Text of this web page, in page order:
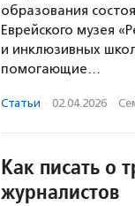
образования
Еврейского музея
и инклюзивных
помогающие…
Статьи · 02.04.2026 ·
Как писать о
журналистов